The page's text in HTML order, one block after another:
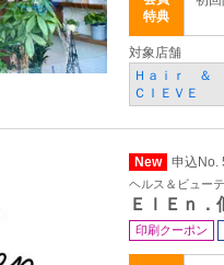
特典
対象店舗
Ｈａｉｒ ＆
ＣＩＥＶＥ
New 申込No.
ヘルス＆ビュー
ＥｌＥｎ
印刷クーポン